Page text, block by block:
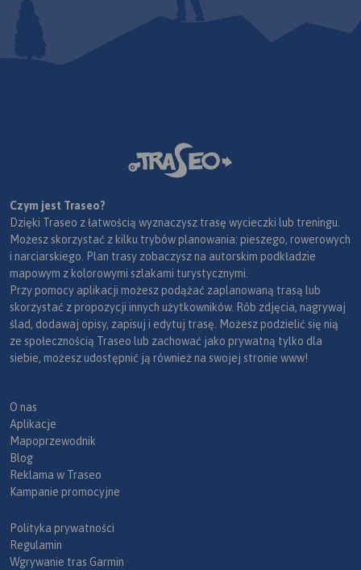
Czym jest Traseo?
Dzięki Traseo z łatwością wyznaczysz trasę wycieczki lub treningu.
Możesz skorzystać z kilku trybów planowania: pieszego, rowerowych
i narciarskiego. Plan trasy zobaczysz na autorskim podkładzie
mapowym z kolorowymi szlakami turystycznymi.
Przy pomocy aplikacji możesz podążać zaplanowaną trasą lub
skorzystać z propozycji innych użytkowników. Rób zdjęcia, nagrywaj
ślad, dodawaj opisy, zapisuj i edytuj trasę. Możesz podzielić się nią
ze społecznością Traseo lub zachować jako prywatną tylko dla
siebie, możesz udostępnić ją również na swojej stronie www!
O nas
Aplikacje
Mapoprzewodnik
Blog
Reklama w Traseo
Kampanie promocyjne
Polityka prywatności
Regulamin
Wgrywanie tras Garmin